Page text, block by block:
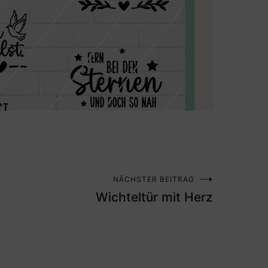
NÄCHSTER BEITRAG
Wichteltür mit Herz